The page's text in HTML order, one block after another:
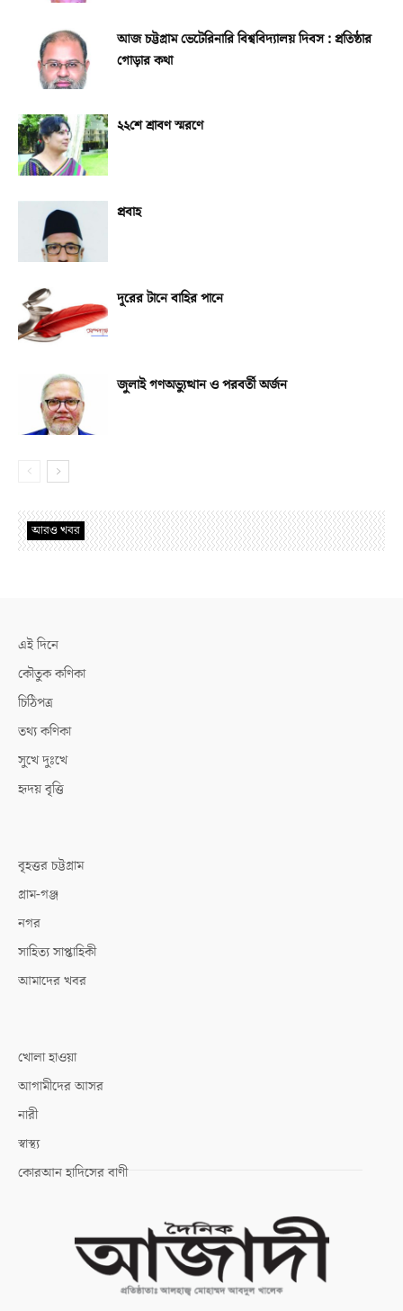
আজ চট্টগ্রাম ভেটেরিনারি বিশ্ববিদ্যালয় দিবস : প্রতিষ্ঠার
গোড়ার কথা
২২শে শ্রাবণ স্মরণে
প্রবাহ
দূরের টানে বাহির পানে
জুলাই গণঅভ্যুত্থান ও পরবর্তী অর্জন
আরও খবর
এই দিনে
কৌতুক কণিকা
চিঠিপত্র
তথ্য কণিকা
সুখে দুঃখে
হৃদয় বৃত্তি
বৃহত্তর চট্টগ্রাম
গ্রাম-গঞ্জ
নগর
সাহিত্য সাপ্তাহিকী
আমাদের খবর
খোলা হাওয়া
আগামীদের আসর
নারী
স্বাস্থ্য
কোরআন হাদিসের বাণী